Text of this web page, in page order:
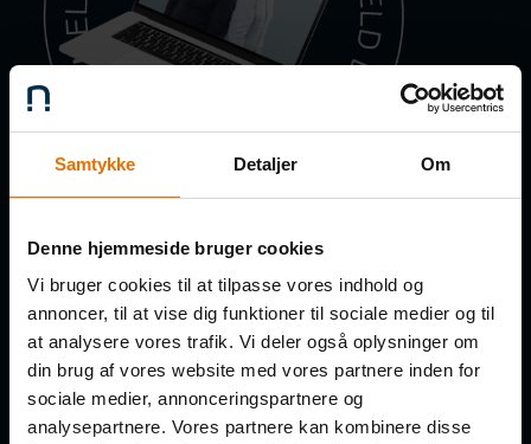
Samtykke Detaljer Om
Denne hjemmeside bruger cookies
Vi bruger cookies til at tilpasse vores indhold og
annoncer, til at vise dig funktioner til sociale medier og til
at analysere vores trafik. Vi deler også oplysninger om
din brug af vores website med vores partnere inden for
sociale medier, annonceringspartnere og
analysepartnere. Vores partnere kan kombinere disse
Få de nye afsnit direkte i din
indbakke
FORNAVN